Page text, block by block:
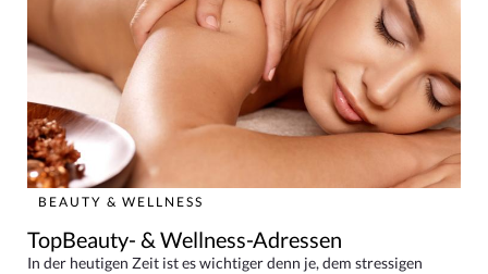
BEAUTY & WELLNESS
TopBeauty- & Wellness-Adressen
In der heutigen Zeit ist es wichtiger denn je, dem stressigen